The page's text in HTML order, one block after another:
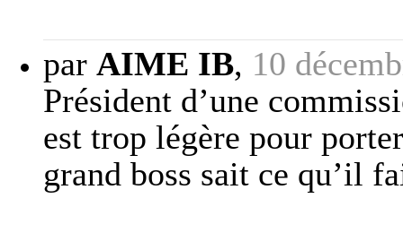
par AIME IB, 10
Président d’une
est trop légère pour
grand boss sait ce qu’il